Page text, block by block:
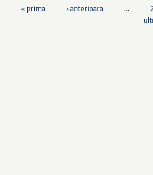
Pagini
« prima ‹ anterioara …